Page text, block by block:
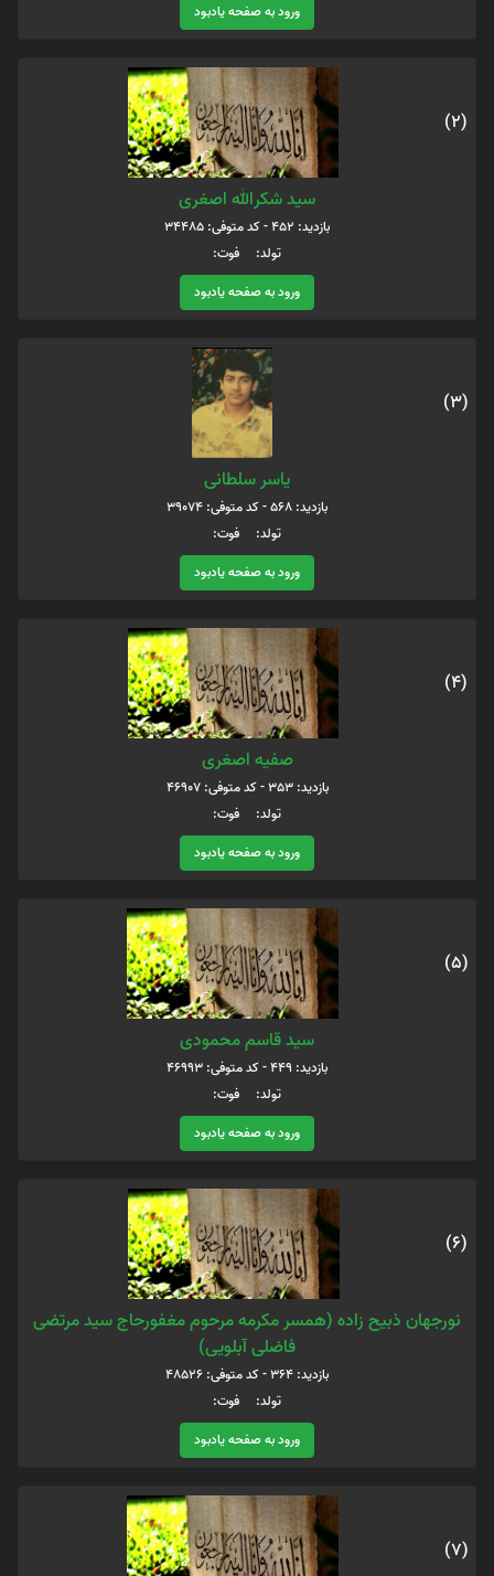
ورود به صفحه یادبود
(2)
سید شکرالله اصغری
بازدید: 452 - کد متوفی: 34485
تولد: فوت:
ورود به صفحه یادبود
(3)
یاسر سلطانی
بازدید: 568 - کد متوفی: 39074
تولد: فوت:
ورود به صفحه یادبود
(4)
صفیه اصغری
بازدید: 353 - کد متوفی: 46907
تولد: فوت:
ورود به صفحه یادبود
(5)
سید قاسم محمودی
بازدید: 449 - کد متوفی: 46993
تولد: فوت:
ورود به صفحه یادبود
(6)
نورجهان ذبیح زاده (همسر مکرمه مرحوم مغفورحاج سید مرتضی
فاضلی آبلویی)
بازدید: 364 - کد متوفی: 48526
تولد: فوت:
ورود به صفحه یادبود
(7)